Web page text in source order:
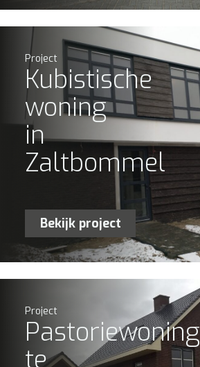
Project
Kubistische
woning
in
Zaltbommel
Bekijk project
Project
Pastoriewoning
te